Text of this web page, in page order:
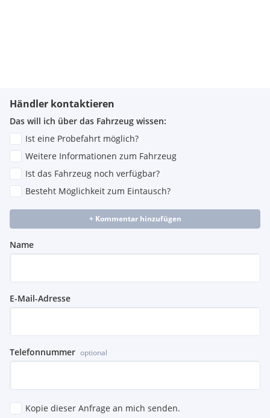
Händler kontaktieren
Das will ich über das Fahrzeug wissen:
Ist eine Probefahrt möglich?
Weitere Informationen zum Fahrzeug
Ist das Fahrzeug noch verfügbar?
Besteht Möglichkeit zum Eintausch?
+ Kommentar hinzufügen
Name
E-Mail-Adresse
Telefonnummer optional
Kopie dieser Anfrage an mich senden.